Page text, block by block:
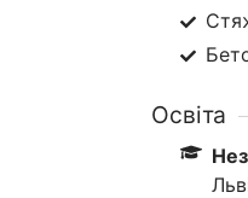
Освіта